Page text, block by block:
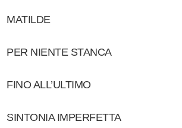
MATILDE
PER NIENTE STANCA
FINO ALL’ULTIMO
SINTONIA IMPERFETTA